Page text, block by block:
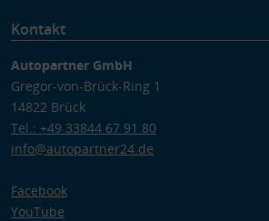
Kontakt
Autopartner GmbH
Gregor-von-Brück-Ring 1
14822 Brück
Tel.: +49 33844 67 91 80
info@autopartner24.de
Facebook
YouTube